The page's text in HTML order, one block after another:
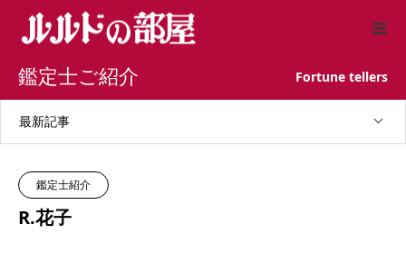
鑑定士ご紹介 Fortune tellers
最新記事
鑑定士紹介
R.花子